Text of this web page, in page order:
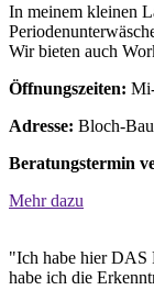
In meinem kleinen
Wir bieten auch
Öffnungszeiten:
Adresse: Bloch-
Beratungstermin
Mehr dazu
"Ich habe hier DAS
habe ich die